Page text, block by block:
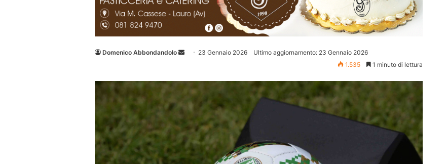
Domenico Abbondandolo
Invia 23 Gennaio 2026
Ultimo aggiornamento: 23 Gennaio 2026
1.535
1 minuto di lettura